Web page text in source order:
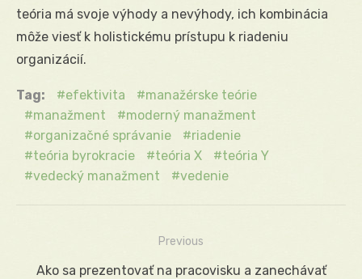
teória má svoje výhody a nevýhody, ich kombinácia
môže viesť k holistickému prístupu k riadeniu
organizácií.
Tag: efektivita
manažérske teórie
manažment
moderný manažment
organizačné správanie
riadenie
teória byrokracie
teória X
teória Y
vedecký manažment
vedenie
Navigácia
Previous
Previous
Ako sa prezentovať na pracovisku a zanechávať